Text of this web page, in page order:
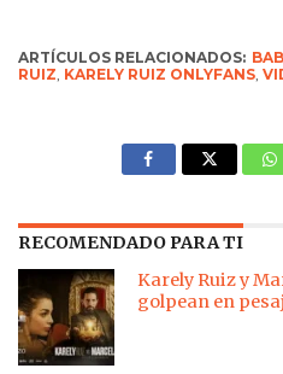
ARTÍCULOS RELACIONADOS:
RUIZ KARELY RUIZ ONLYFANS ,
RECOMENDADO PARA TI
Karely Ruiz y
golpean en